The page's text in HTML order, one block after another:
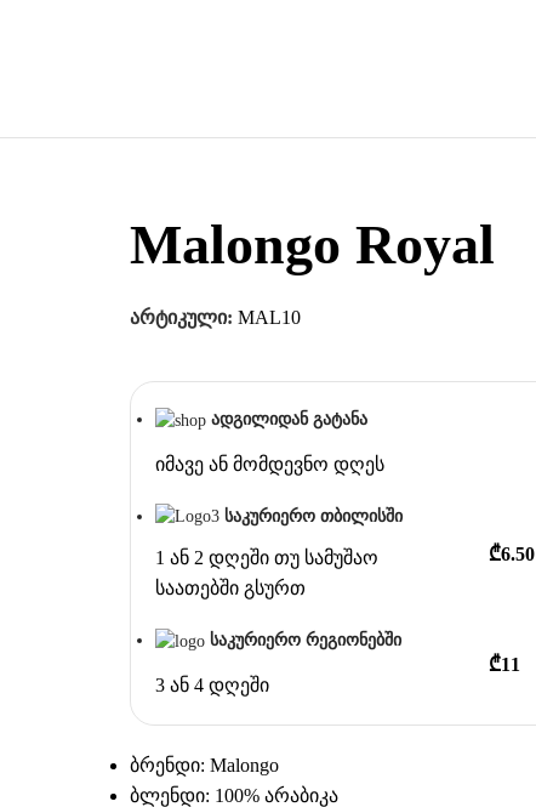
Malongo Royal
არტიკული:MAL10
ადგილიდან გატანა
იმავე ან მომდევნო დღეს
საკურიერო თბილისში
1 ან 2 დღეში თუ სამუშაო
საათებში გსურთ
₾6.50
საკურიერო რეგიონებში
3 ან 4 დღეში
₾11
ბრენდი: Malongo
ბლენდი: 100% არაბიკა